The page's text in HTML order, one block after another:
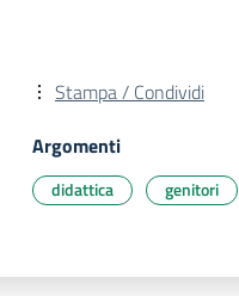
Stampa / Condividi
Argomenti
didattica genitori